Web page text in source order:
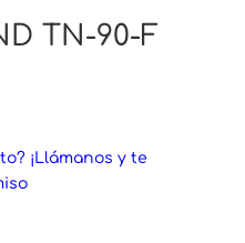
TN-90-F
¡Llámanos y te